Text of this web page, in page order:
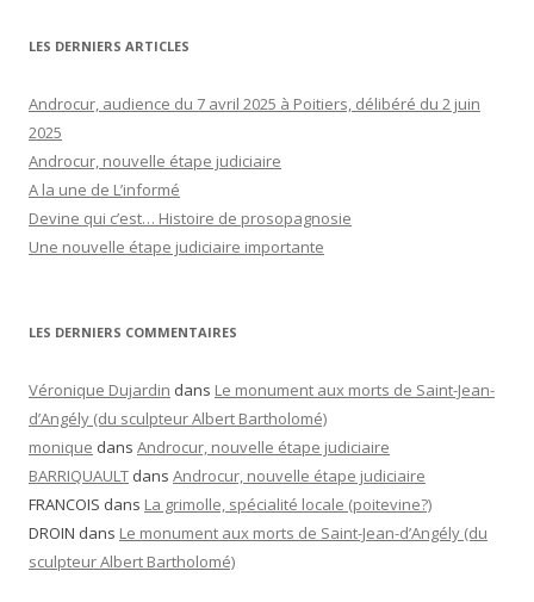
LES DERNIERS ARTICLES
Androcur, audience du 7 avril 2025 à Poitiers, délibéré du 2 juin
2025
Androcur, nouvelle étape judiciaire
A la une de L’informé
Devine qui c’est… Histoire de prosopagnosie
Une nouvelle étape judiciaire importante
LES DERNIERS COMMENTAIRES
Véronique Dujardin dans Le monument aux morts de Saint-Jean-
d’Angély (du sculpteur Albert Bartholomé)
monique dans Androcur, nouvelle étape judiciaire
BARRIQUAULT dans Androcur, nouvelle étape judiciaire
FRANCOIS dans La grimolle, spécialité locale (poitevine?)
DROIN dans Le monument aux morts de Saint-Jean-d’Angély (du
sculpteur Albert Bartholomé)